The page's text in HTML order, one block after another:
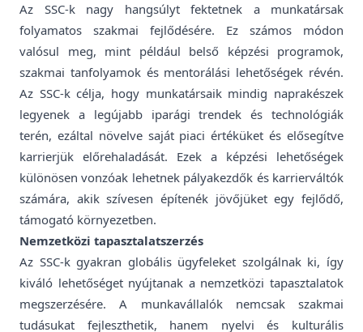
Az SSC-k nagy hangsúlyt fektetnek a munkatársak
folyamatos szakmai fejlődésére. Ez számos módon
valósul meg, mint például belső képzési programok,
szakmai tanfolyamok és mentorálási lehetőségek révén.
Az SSC-k célja, hogy munkatársaik mindig naprakészek
legyenek a legújabb iparági trendek és technológiák
terén, ezáltal növelve saját piaci értéküket és elősegítve
karrierjük előrehaladását. Ezek a képzési lehetőségek
különösen vonzóak lehetnek pályakezdők és karrierváltók
számára, akik szívesen építenék jövőjüket egy fejlődő,
támogató környezetben.
Nemzetközi tapasztalatszerzés
Az SSC-k gyakran globális ügyfeleket szolgálnak ki, így
kiváló lehetőséget nyújtanak a nemzetközi tapasztalatok
megszerzésére. A munkavállalók nemcsak szakmai
tudásukat fejleszthetik, hanem nyelvi és kulturális